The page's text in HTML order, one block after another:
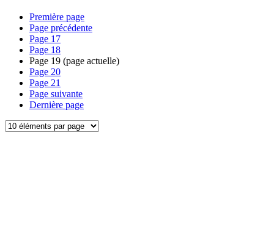
Première page
Page précédente
Page 17
Page 18
Page 19 (page actuelle)
Page 20
Page 21
Page suivante
Dernière page